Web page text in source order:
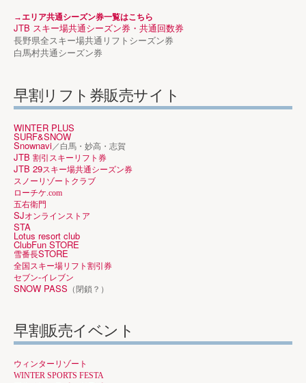
→エリア共通シーズン券一覧はこちら
JTB スキー場共通シーズン券・共通回数券
長野県全スキー場共通リフトシーズン券
白馬村共通シーズン券
早割リフト券販売サイト
WINTER PLUS
SURF&SNOW
Snownavi／白馬・妙高・志賀
JTB 割引スキーリフト券
JTB 29スキー場共通シーズン券
スノーリゾートクラブ
ローチケ.com
五右衛門
SJオンラインストア
STA
Lotus resort club
ClubFun STORE
雪番長STORE
全国スキー場リフト割引券
セブン-イレブン
SNOW PASS （閉鎖？）
早割販売イベント
ウィンターリゾート
WINTER SPORTS FESTA